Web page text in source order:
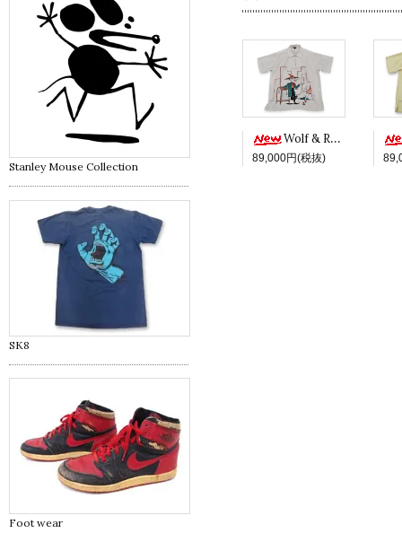
Wolf & Red -White ver.-
89,000円(税抜)
Stanley Mouse Collection
SK8
Foot wear